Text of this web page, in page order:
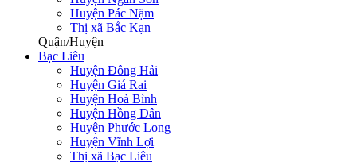
Huyện Pác Nặm
Thị xã Bắc Kạn
Quận/Huyện
Bạc Liêu
Huyện Đông Hải
Huyện Giá Rai
Huyện Hoà Bình
Huyện Hồng Dân
Huyện Phước Long
Huyện Vĩnh Lợi
Thị xã Bạc Liêu